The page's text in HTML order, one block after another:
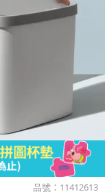
品號： 11412613